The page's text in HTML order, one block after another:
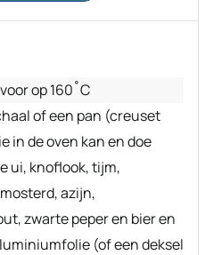
op 160˚C
of een pan (creuset
in de oven kan en doe
ui, knoflook, tijm,
azijn,
zwarte peper en bier en
(of een deksel